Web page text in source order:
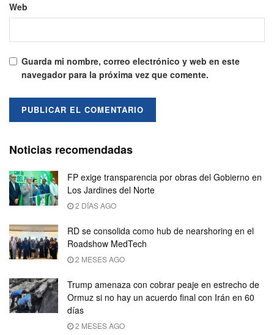
Web
Guarda mi nombre, correo electrónico y web en este
navegador para la próxima vez que comente.
Noticias recomendadas
FP exige transparencia por obras del Gobierno en
Los Jardines del Norte
2 DÍAS AGO
RD se consolida como hub de nearshoring en el
Roadshow MedTech
2 MESES AGO
Trump amenaza con cobrar peaje en estrecho de
Ormuz si no hay un acuerdo final con Irán en 60
días
2 MESES AGO